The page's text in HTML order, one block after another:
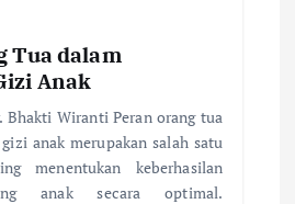
Tua dalam
Anak
Wiranti Peran orang tua
anak merupakan salah satu
menentukan keberhasilan
anak secara optimal.